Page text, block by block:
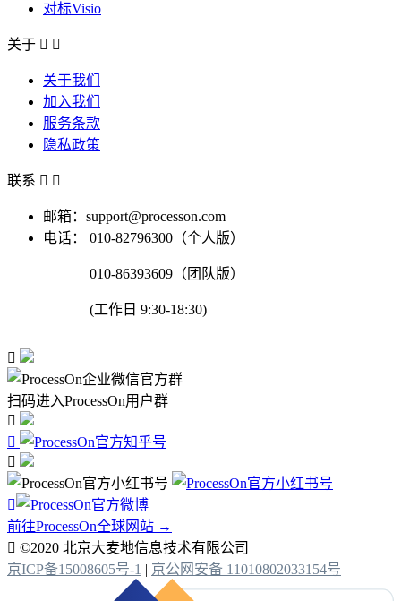
对标Visio
关于  
关于我们
加入我们
服务条款
隐私政策
联系  
邮箱：support@processon.com
电话：
010-82796300（个人版）
010-86393609（团队版）
(工作日 9:30-18:30)

扫码进入ProcessOn用户群




前往ProcessOn全球网站 →
 ©2020 北京大麦地信息技术有限公司
京ICP备15008605号-1 | 京公网安备 11010802033154号